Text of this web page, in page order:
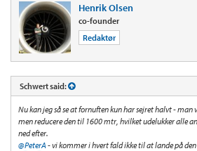
Henrik Olsen
co-founder
Redaktør
Schwert said:
Nu kan jeg så se at fornuften kun har sejret halvt -
men reducere den til 1600 mtr, hvilket udelukker alle
ned efter.
@PeterA - vi kommer i hvert fald ikke til at lande på